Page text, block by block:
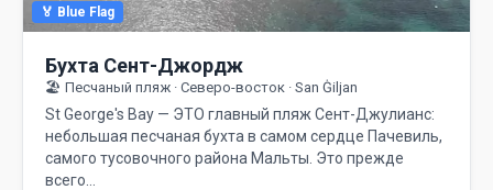
🏅 Blue Flag
Бухта Сент-Джордж
🏖️ Песчаный пляж · Северо-восток · San Ġiljan
St George's Bay — ЭТО главный пляж Сент-Джулианс:
небольшая песчаная бухта в самом сердце Пачевиль,
самого тусовочного района Мальты. Это прежде
всего…